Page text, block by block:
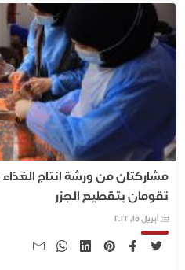
مشاركتان من ورشة انتاج
تقومان بتقطيع الجزر
أبريل 15, 2022